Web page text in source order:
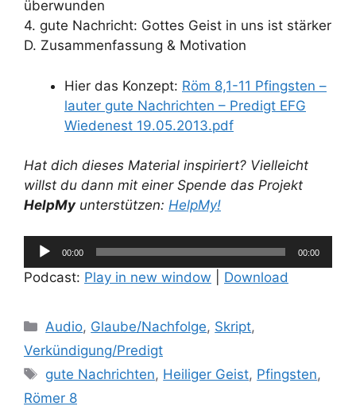
überwunden
4. gute Nachricht: Gottes Geist in uns ist stärker
D. Zusammenfassung & Motivation
Hier das Konzept: Röm 8,1-11 Pfingsten –
lauter gute Nachrichten – Predigt EFG
Wiedenest 19.05.2013.pdf
Hat dich dieses Material inspiriert? Vielleicht
willst du dann mit einer Spende das Projekt
HelpMyunterstützen: HelpMy!
Audio-
Player
00:00 00:00
Podcast: Play in new window Download
Kategorien
Audio, Glaube/Nachfolge, Skript,
Verkündigung/Predigt
Schlagwörter
gute Nachrichten, Heiliger Geist, Pfingsten,
Römer 8